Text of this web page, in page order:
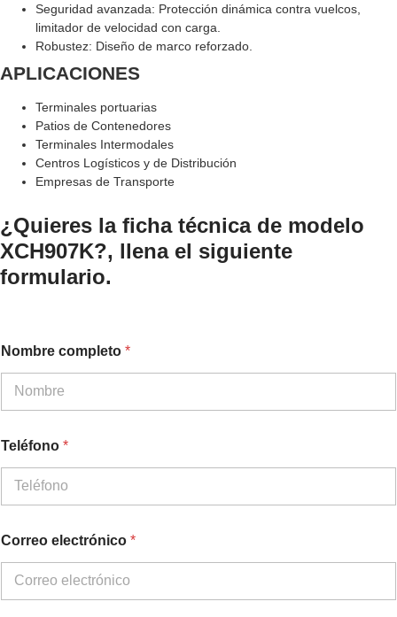
Seguridad avanzada: Protección dinámica contra vuelcos,
limitador de velocidad con carga.
Robustez: Diseño de marco reforzado.
APLICACIONES
Terminales portuarias
Patios de Contenedores
Terminales Intermodales
Centros Logísticos y de Distribución
Empresas de Transporte
¿Quieres la ficha técnica de modelo
XCH907K?, llena el siguiente
formulario.
Nombre completo *
Teléfono *
Correo electrónico *